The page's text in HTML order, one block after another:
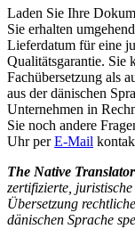
Laden Sie Ihre
Sie erhalten
Lieferdatum für eine
Qualitätsgarantie. Sie
Fachübersetzung als
aus der dänischen
Unternehmen in
Sie noch andere
Uhr perE-Mail
The Native Translator
zertifizierte,
Übersetzung
dänischen Sprache